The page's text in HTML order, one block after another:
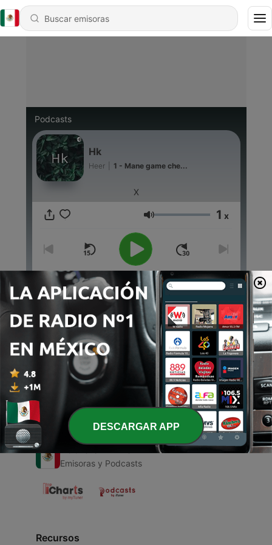
Podcasts
Hk
Heer 1 - Mane game che...
X
Volumen 1 x
00:00 00:00
Episodios
1 - Mane game che...
01 sep. 2020
Emisoras y Podcasts
Recursos
DESCARGAR APP